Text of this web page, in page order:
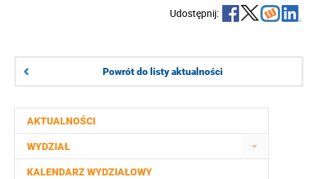
AKTUALNOŚCI
WYDZIAŁ
KALENDARZ WYDZIAŁOWY
Udostępnij:
Powrót do listy aktualności